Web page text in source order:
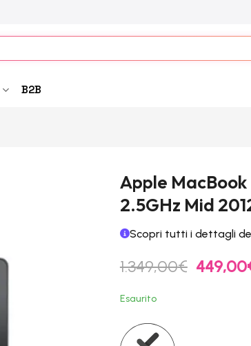
B2B
Apple MacBook
2.5GHz Mid
Scopri tutti i dettagli
1.349,00€ Il
prezzo
449,00
Esaurito